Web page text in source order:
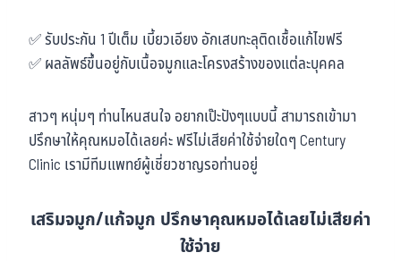
✅ รับประกัน 1 ปีเต็ม เบี้ยวเอียง อักเสบทะลุติดเชื้อแก้ไขฟรี
✅ ผลลัพธ์ขึ้นอยู่กับเนื้อจมูกและโครงสร้างของแต่ละบุคคล
สาวๆ หนุ่มๆ ท่านไหนสนใจ อยากเป๊ะปังๆแบบนี้ สามารถเข้ามา
ปรึกษาให้คุณหมอได้เลยค่ะ ฟรีไม่เสียค่าใช้จ่ายใดๆ Century
Clinic เรามีทีมแพทย์ผู้เชี่ยวชาญรอท่านอยู่
เสริมจมูก/แก้จมูก ปรึกษาคุณหมอได้เลยไม่เสียค่า
ใช้จ่าย